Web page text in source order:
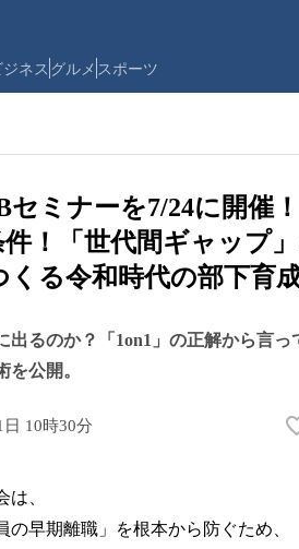
ジネス グルメ スポーツ
セミナーを7/24に開
！「世代間ギャップ
る令和時代の部下育
るのか？「1on1」の正解から言っ
公開。
日 10時30分
、
早期離職」を根本から防ぐため、